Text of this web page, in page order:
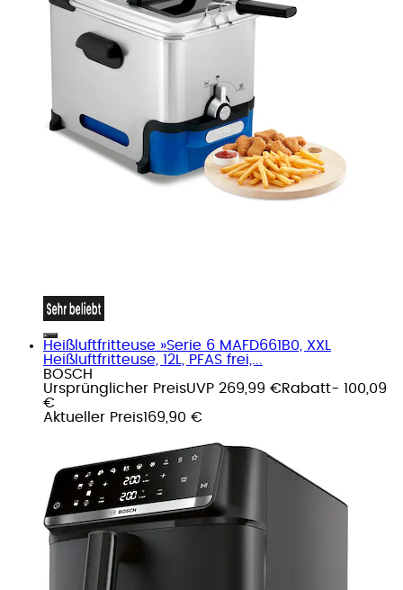
Heißluftfritteuse »Serie 6 MAFD661B0, XXL
Heißluftfritteuse, 12L, PFAS frei,...
BOSCH
Ursprünglicher PreisUVP 269,99 €Rabatt- 100,09
€
Aktueller Preis169,90 €